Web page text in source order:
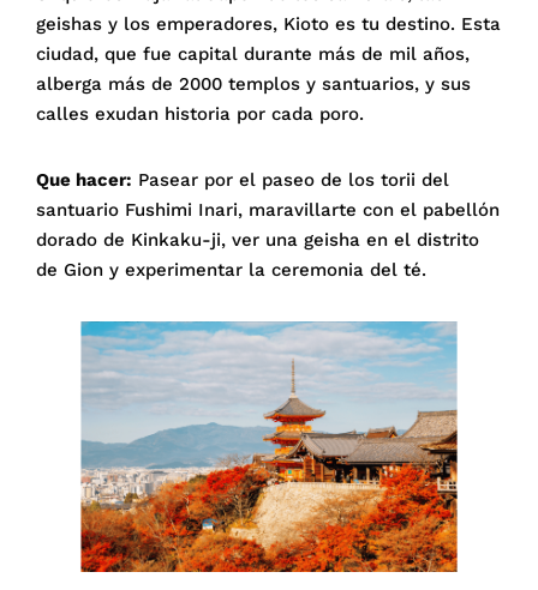
geishas y los emperadores, Kioto es tu destino. Esta
ciudad, que fue capital durante más de mil años,
alberga más de 2000 templos y santuarios, y sus
calles exudan historia por cada poro.
Que hacer: Pasear por el paseo de los torii del
santuario Fushimi Inari, maravillarte con el pabellón
dorado de Kinkaku-ji, ver una geisha en el distrito
de Gion y experimentar la ceremonia del té.